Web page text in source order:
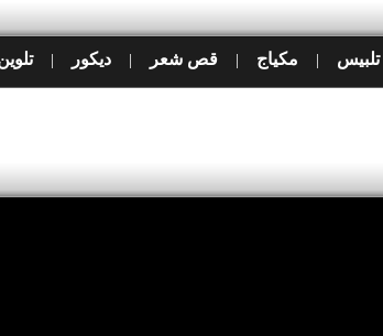
تلبيس | مكياج | قص شعر | ديكور |